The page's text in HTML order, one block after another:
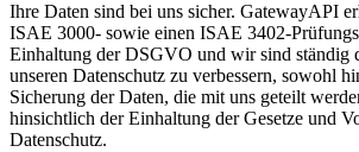
Ihre Daten sind bei uns sicher. GatewayAPI
ISAE 3000- sowie einen ISAE 3402-
Einhaltung der DSGVO und wir sind ständig
unseren Datenschutz zu verbessern, sowohl
Sicherung der Daten, die mit uns geteilt
hinsichtlich der Einhaltung der Gesetze und
Datenschutz.